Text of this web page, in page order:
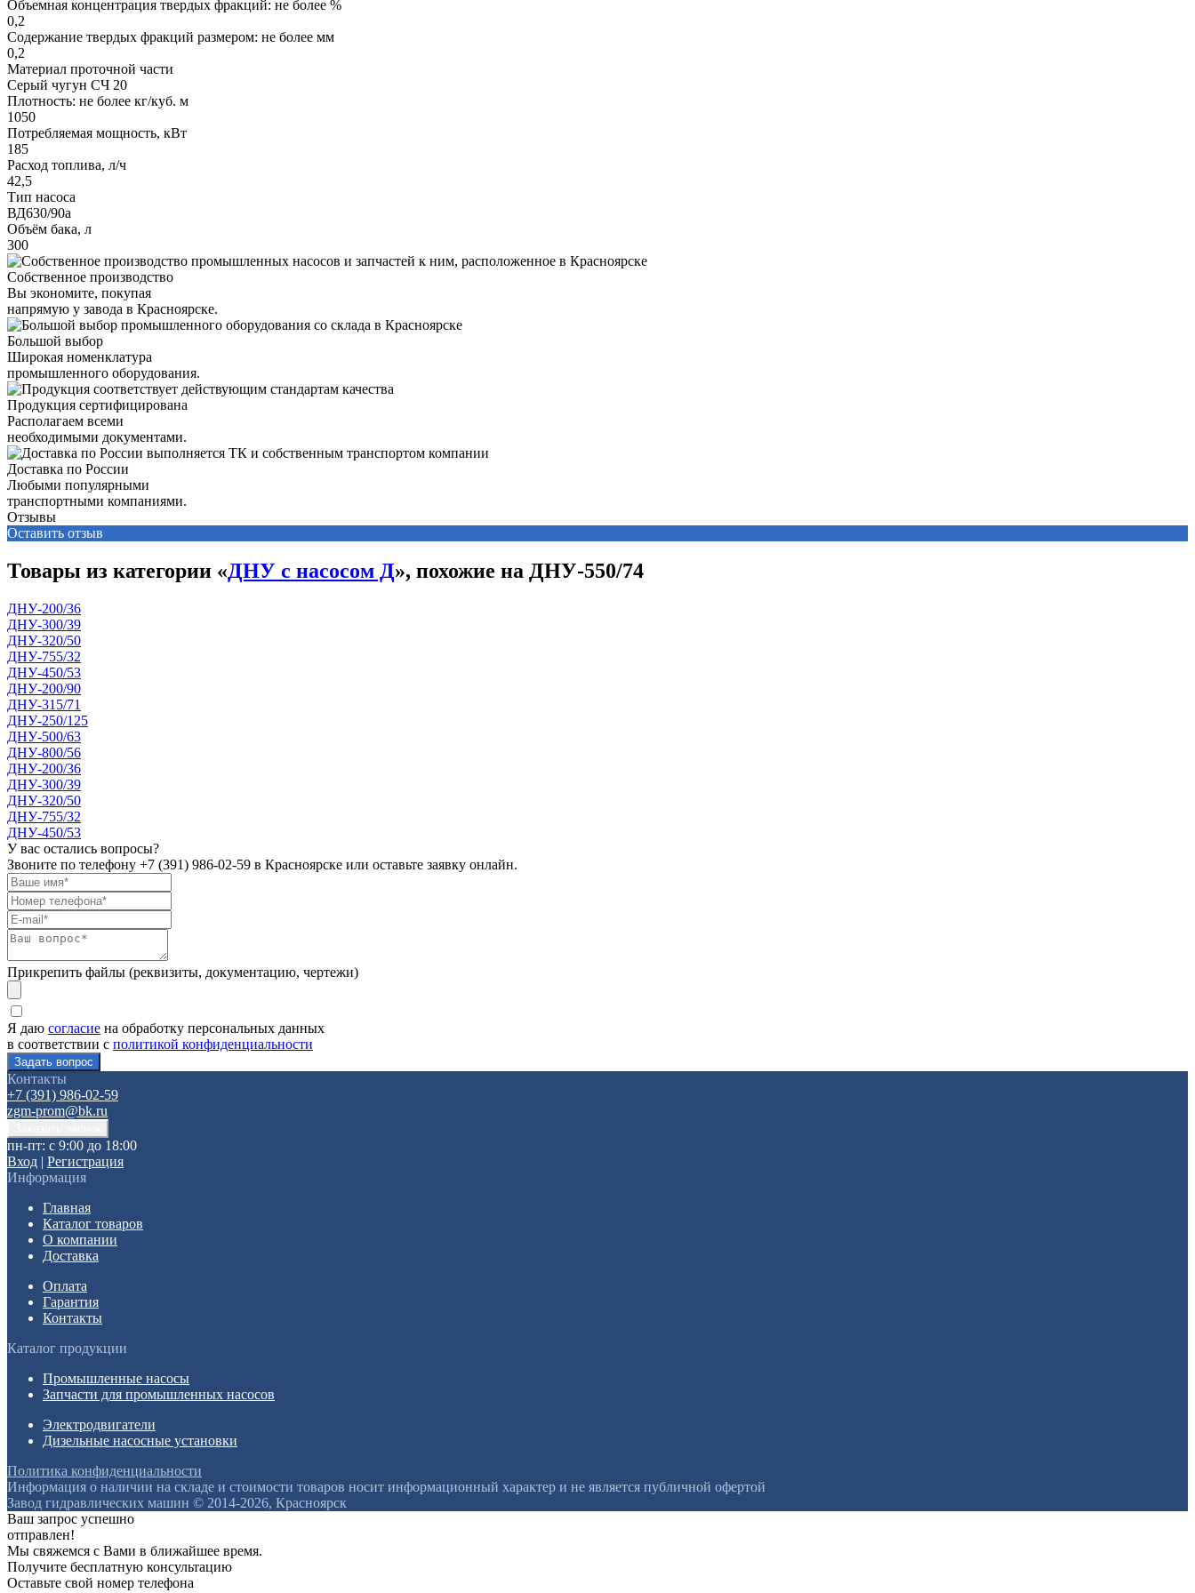
Объемная концентрация твердых фракций: не более %
0,2
Содержание твердых фракций размером: не более мм
0,2
Материал проточной части
Серый чугун СЧ 20
Плотность: не более кг/куб. м
1050
Потребляемая мощность, кВт
185
Расход топлива, л/ч
42,5
Тип насоса
ВД630/90а
Объём бака, л
300
Собственное производство
Вы экономите, покупая
напрямую у завода в Красноярске.
Большой выбор
Широкая номенклатура
промышленного оборудования.
Продукция сертифицирована
Располагаем всеми
необходимыми документами.
Доставка по России
Любыми популярными
транспортными компаниями.
Отзывы
Оставить отзыв
Товары из категории «ДНУ с насосом Д», похожие на ДНУ-550/74
ДНУ-200/36
ДНУ-300/39
ДНУ-320/50
ДНУ-755/32
ДНУ-450/53
ДНУ-200/90
ДНУ-315/71
ДНУ-250/125
ДНУ-500/63
ДНУ-800/56
ДНУ-200/36
ДНУ-300/39
ДНУ-320/50
ДНУ-755/32
ДНУ-450/53
У вас остались вопросы?
Звоните по телефону +7 (391) 986-02-59 в Красноярске или оставьте заявку онлайн.
Прикрепить файлы (реквизиты, документацию, чертежи)
Я даю согласие на обработку персональных данных
в соответствии с политикой конфиденциальности
Контакты
+7 (391) 986-02-59
zgm-prom@bk.ru
пн-пт: с 9:00 до 18:00
Вход | Регистрация
Информация
Главная
Каталог товаров
О компании
Доставка
Оплата
Гарантия
Контакты
Каталог продукции
Промышленные насосы
Запчасти для промышленных насосов
Электродвигатели
Дизельные насосные установки
Политика конфиденциальности
Информация о наличии на складе и стоимости товаров носит информационный характер и не является публичной офертой
Завод гидравлических машин © 2014-2026, Красноярск
Ваш запрос успешно
отправлен!
Мы свяжемся с Вами в ближайшее время.
Получите бесплатную консультацию
Оставьте свой номер телефона